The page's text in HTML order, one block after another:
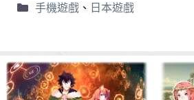
手機遊戲、 日本遊戲